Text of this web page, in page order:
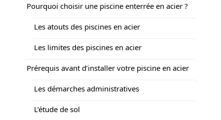
Pourquoi choisir une piscine enterrée en acier ?
Les atouts des piscines en acier
Les limites des piscines en acier
Prérequis avant d’installer votre piscine en acier
Les démarches administratives
L’étude de sol